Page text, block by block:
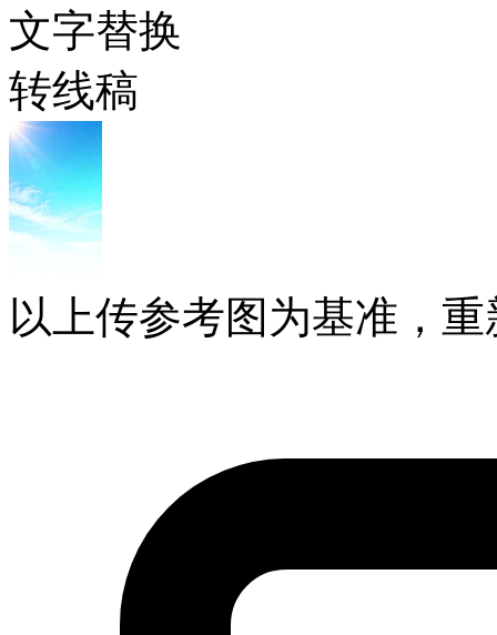
文字替换
转线稿
以上传参考图为基准，